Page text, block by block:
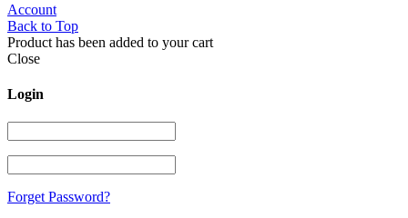
Account
Back to Top
Product has been added to your cart
Close
Login
Forget Password?